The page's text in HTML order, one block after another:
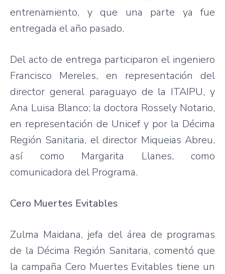
entrenamiento, y que una parte ya fue
entregada el año pasado.
Del acto de entrega participaron el ingeniero
Francisco Mereles, en representación del
director general paraguayo de la ITAIPU, y
Ana Luisa Blanco; la doctora Rossely Notario,
en representación de Unicef y por la Décima
Región Sanitaria, el director Miqueias Abreu,
así como Margarita Llanes, como
comunicadora del Programa.
Cero Muertes Evitables
Zulma Maidana, jefa del área de programas
de la Décima Región Sanitaria, comentó que
la campaña Cero Muertes Evitables tiene un